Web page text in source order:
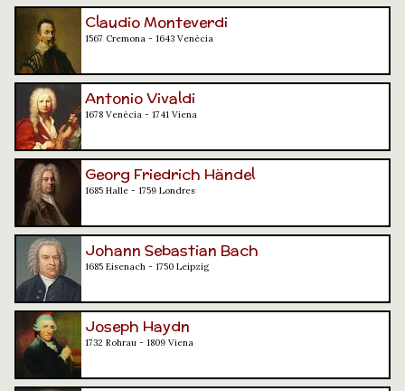
Claudio Monteverdi
1567 Cremona - 1643 Venècia
Antonio Vivaldi
1678 Venècia - 1741 Viena
Georg Friedrich Händel
1685 Halle - 1759 Londres
Johann Sebastian Bach
1685 Eisenach - 1750 Leipzig
Joseph Haydn
1732 Rohrau - 1809 Viena